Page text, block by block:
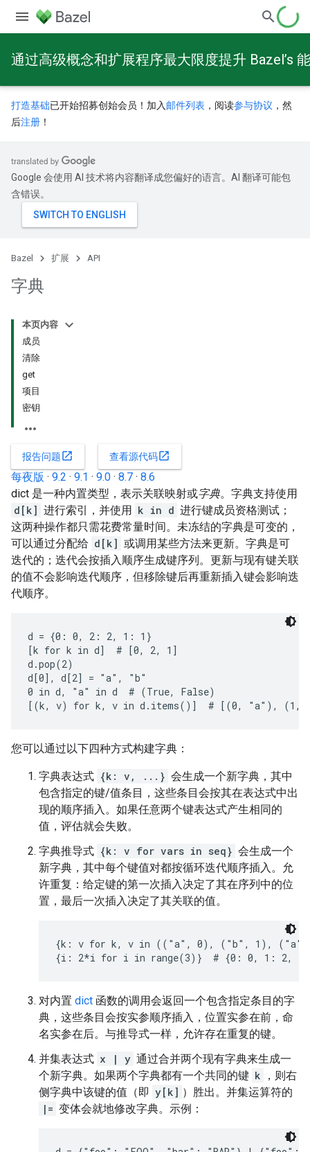
通过高级概念和扩展程序最大限度提升 Bazel’s
打造基础已开始招募创始会员！加入 邮件列表 ，阅读参与协议 ，然
后注册 ！
Google 会使用 AI 技术将内容翻译成您偏好的语言。AI 翻译可能包
含错误。
Bazel 扩展 API
字典
本页内容
成员
清除
get
项目
密钥
报告问题open_in_new 查看源代码open_in_new
每夜版 · 9.2 · 9.1 · 9.0 · 8.7 · 8.6
dict 是一种内置类型，表示关联映射或字典。字典支持使用
d[k] 进行索引，并使用 k in d 进行键成员资格测试；
这两种操作都只需花费常量时间。未冻结的字典是可变的，
可以通过分配给 d[k] 或调用某些方法来更新。字典是可
迭代的；迭代会按插入顺序生成键序列。更新与现有键关联
的值不会影响迭代顺序，但移除键后再重新插入键会影响迭
代顺序。
d = {0: 0, 2: 2, 1: 1}
[k for k in d]  # [0, 2, 1]
d.pop(2)
d[0], d[2] = "a", "b"
0 in d, "a" in d  # (True, False)
您可以通过以下四种方式构建字典：
字典表达式 {k: v, ...} 会生成一个新字典，其中
包含指定的键/值条目，这些条目会按其在表达式中出
现的顺序插入。如果任意两个键表达式产生相同的
值，评估就会失败。
字典推导式 {k: v for vars in seq} 会生成一个
新字典，其中每个键值对都按循环迭代顺序插入。允
许重复：给定键的第一次插入决定了其在序列中的位
置，最后一次插入决定了其关联的值。
{k: v for k, v in (("a", 0), ("b", 1),
对内置 dict 函数的调用会返回一个包含指定条目的字
典，这些条目会按实参顺序插入，位置实参在前，命
名实参在后。与推导式一样，允许存在重复的键。
并集表达式 x | y 通过合并两个现有字典来生成一
个新字典。如果两个字典都有一个共同的键 k
，则右
侧字典中该键的值（即 y[k] ）胜出。并集运算符的
|= 变体会就地修改字典。示例：